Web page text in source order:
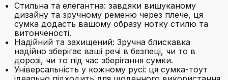
Стильна та елегантна: завдяки вишуканому
дизайну та зручному ременю через плече, ця
сумка додасть вашому образу нотку стилю та
витонченості.
Надійний та захищений: Зручна блискавка
надійно зберігає ваші речі в безпеці, чи то в
дорозі, чи то під час зберігання сумки.
Універсальність у кожному русі: ця сумка-тоут